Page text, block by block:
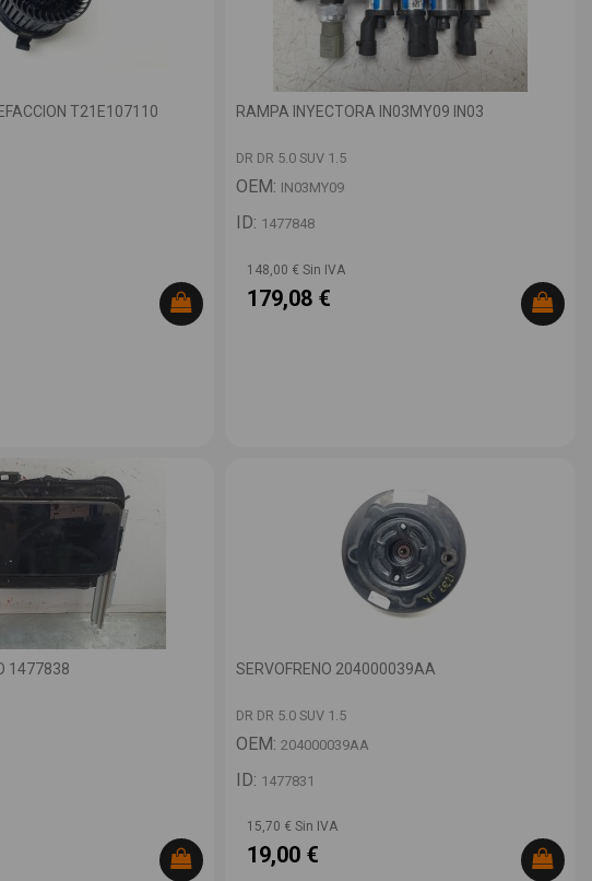
T21E107110
RAMPA INYECTORA IN03MY09 IN03
DR DR 5.0 SUV 1.5
OEM: IN03MY09
ID: 1477848
148,00 € Sin IVA
179,08 €
1477838 SERVOFRENO 204000039AA
DR DR 5.0 SUV 1.5
OEM: 204000039AA
ID: 1477831
15,70 € Sin IVA
19,00 €